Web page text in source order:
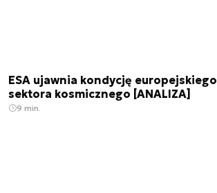
ESA ujawnia kondycję europejskiego
sektora kosmicznego [ANALIZA]
9 min.